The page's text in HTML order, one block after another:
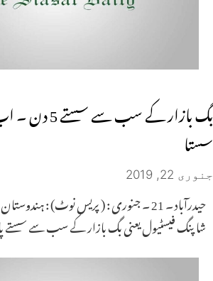
سستا
جنوری 22, 2019
حیدرآباد ۔ 21 ۔ جنوری : ( پریس نوٹ)
شاپنگ فیسٹیول یعنی بگ بازار کے سب سے سستے